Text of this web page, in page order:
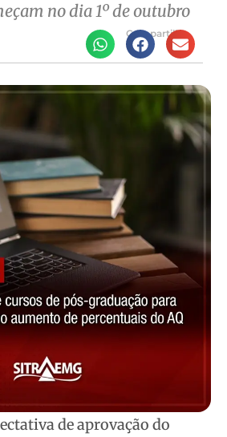
no dia 1º de outubro
Compartilhe
de aprovação do